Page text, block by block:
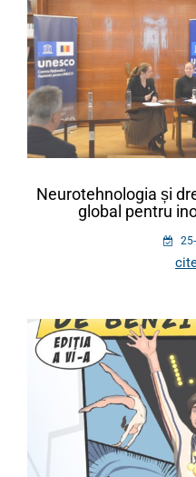
Neurotehnologia și
global pentru